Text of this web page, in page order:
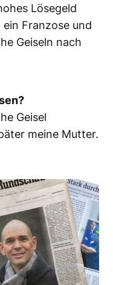
Lösegeld
Franzose und
Geiseln nach
Geisel
meine Mutter.